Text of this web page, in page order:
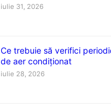
iulie 31, 2026
Ce trebuie să verifici
de aer condiționat
iulie 28, 2026